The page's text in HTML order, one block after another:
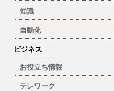
知識
自動化
ビジネス
お役立ち情報
テレワーク